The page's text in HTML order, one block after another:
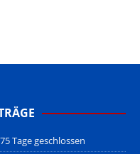
Tage geschlossen